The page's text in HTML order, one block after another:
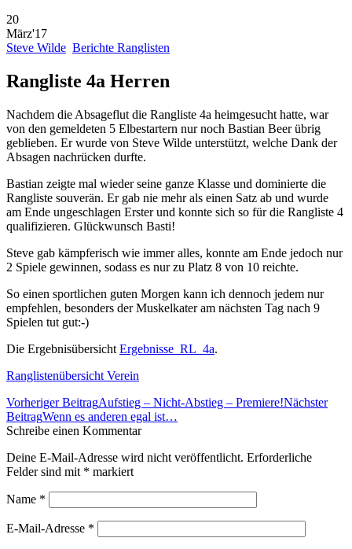
20
März'17
Steve Wilde Berichte Ranglisten
Rangliste 4a Herren
Nachdem die Absageflut die Rangliste 4a heimgesucht hatte, war
von den gemeldeten 5 Elbestartern nur noch Bastian Beer übrig
geblieben. Er wurde von Steve Wilde unterstützt, welche Dank der
Absagen nachrücken durfte.
Bastian zeigte mal wieder seine ganze Klasse und dominierte die
Rangliste souverän. Er gab nie mehr als einen Satz ab und wurde
am Ende ungeschlagen Erster und konnte sich so für die Rangliste 4
qualifizieren. Glückwunsch Basti!
Steve gab kämpferisch wie immer alles, konnte am Ende jedoch nur
2 Spiele gewinnen, sodass es nur zu Platz 8 von 10 reichte.
So einen sportlichen guten Morgen kann ich dennoch jedem nur
empfehlen, besonders der Muskelkater am nächsten Tag nach 9
Spielen tut gut:-)
Die Ergebnisübersicht Ergebnisse_RL_4a.
Ranglistenübersicht Verein
Beitrags-
Navigation
Vorheriger BeitragAufstieg – Nicht-Abstieg – Premiere!Nächster
BeitragWenn es anderen egal ist…
Schreibe einen Kommentar
Deine E-Mail-Adresse wird nicht veröffentlicht. Erforderliche
Felder sind mit * markiert
Name *
E-Mail-Adresse *